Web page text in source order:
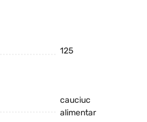
125
cauciuc
alimentar